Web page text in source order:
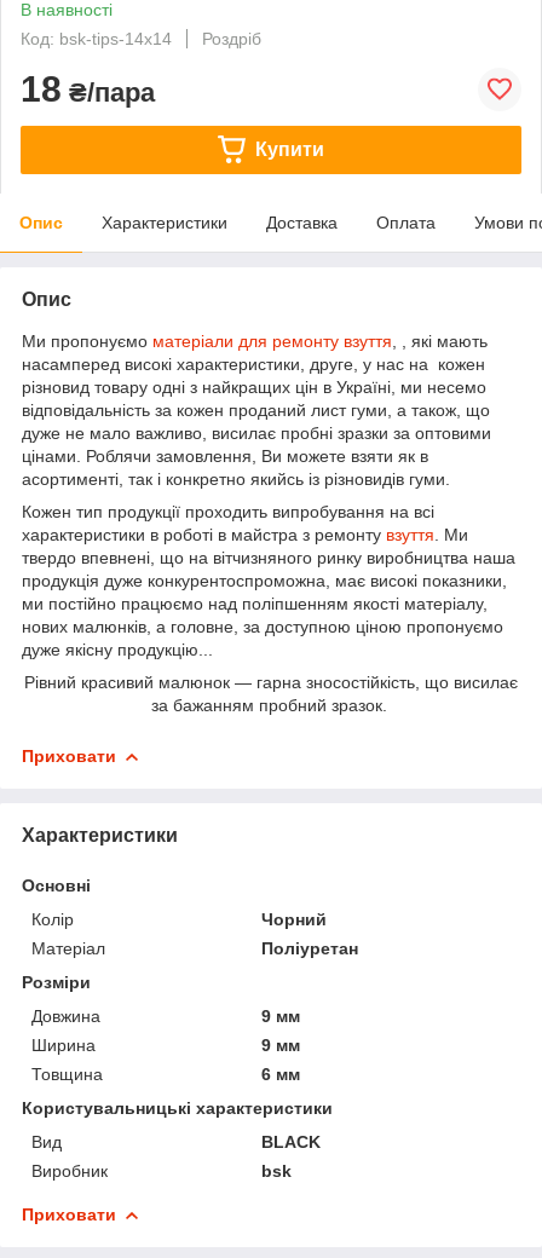
В наявності
Код: bsk-tips-14x14
Роздріб
18 ₴/пара
Купити
Опис Характеристики Доставка Оплата Умови
Опис
Ми пропонуємо матеріали для ремонту взуття , , які мають
насамперед високі характеристики, друге, у нас на кожен
різновид товару одні з найкращих цін в Україні, ми несемо
відповідальність за кожен проданий лист гуми, а також, що
дуже не мало важливо, висилає пробні зразки за оптовими
цінами. Роблячи замовлення, Ви можете взяти як в
асортименті, так і конкретно якийсь із різновидів гуми.
Кожен тип продукції проходить випробування на всі
характеристики в роботі в майстра з ремонту взуття . Ми
твердо впевнені, що на вітчизняного ринку виробництва наша
продукція дуже конкурентоспроможна, має високі показники,
ми постійно працюємо над поліпшенням якості матеріалу,
нових малюнків, а головне, за доступною ціною пропонуємо
дуже якісну продукцію...
Рівний красивий малюнок — гарна зносостійкість, що висилає
за бажанням пробний зразок.
Приховати
Характеристики
Основні
Колір
Чорний
Матеріал
Поліуретан
Розміри
Довжина
9 мм
Ширина
9 мм
Товщина
6 мм
Користувальницькі характеристики
Вид
BLACK
Виробник
bsk
Приховати